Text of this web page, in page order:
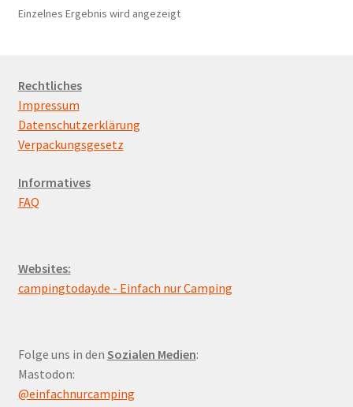
Einzelnes Ergebnis wird angezeigt
Rechtliches
Impressum
Datenschutzerklärung
Verpackungsgesetz
Informatives
FAQ
Websites:
campingtoday.de - Einfach nur Camping
Folge uns in den Sozialen Medien:
Mastodon:
@einfachnurcamping